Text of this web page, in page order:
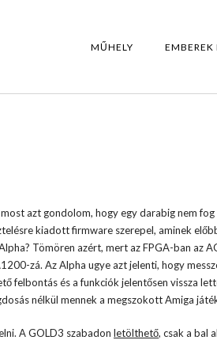
MŰHELY EMBEREK
azt gondolom, hogy egy darabig nem
kiadott firmware szerepel, aminek
Tömören azért, mert az FPGA-ban az
zá. Az Alpha ugye azt jelenti, hogy
felbontás és a funkciók jelentősen vissza
nélkül mennek a megszokott Amiga
A GOLD3 szabadon letölthető, csak a bal